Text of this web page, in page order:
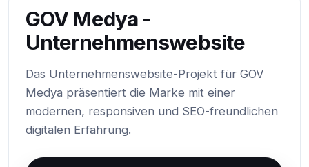
GOV Medya -
Unternehmenswebsite
Das Unternehmenswebsite-Projekt für GOV
Medya präsentiert die Marke mit einer
modernen, responsiven und SEO-freundlichen
digitalen Erfahrung.